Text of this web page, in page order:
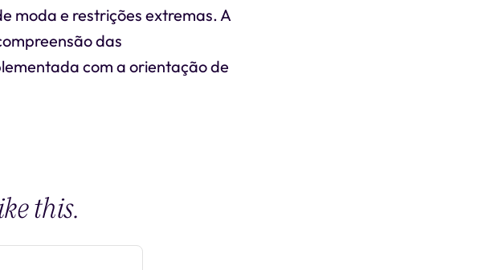
moda e restrições extremas. A
das
com a orientação de
this.